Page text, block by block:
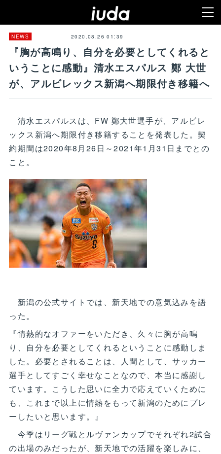
NEWS 2020.08.26 01:39
『胸が高鳴り、自分を必要としてくれると
いうことに感動』清水エスパルス 鄭 大世
が、アルビレックス新潟へ期限付き移籍へ
清水エスパルスは、FW 鄭大世選手が、アルビレ
ックス新潟へ期限付き移籍することを発表した。契
約期間は2020年8月26日～2021年1月31日までとの
こと。
新潟の公式サイトでは、新天地での意気込みを語
った。
『情熱的なオファーをいただき、久々に胸が高鳴
り、自分を必要としてくれるということに感動しま
した。必要とされることは、人間として、サッカー
選手としてすごく幸せなことなので、本当に感謝し
ています。こうした思いに全力で応えていくために
も、これまで以上に情熱をもって新潟のためにプレ
ーしたいと思います。』
今季はリーグ戦とルヴァンカップでそれぞれ2試合
の出場のみだったが、新天地での活躍を楽しみに、